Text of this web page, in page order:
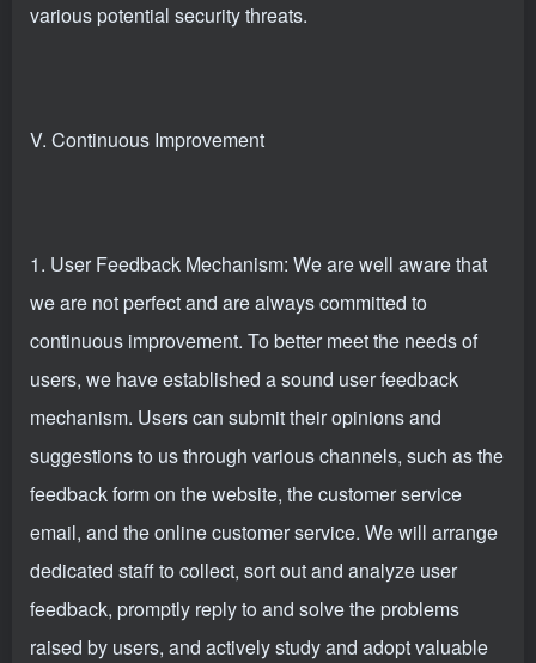
various potential security threats.
V. Continuous Improvement
1. User Feedback Mechanism: We are well aware that
we are not perfect and are always committed to
continuous improvement. To better meet the needs of
users, we have established a sound user feedback
mechanism. Users can submit their opinions and
suggestions to us through various channels, such as the
feedback form on the website, the customer service
email, and the online customer service. We will arrange
dedicated staff to collect, sort out and analyze user
feedback, promptly reply to and solve the problems
raised by users, and actively study and adopt valuable